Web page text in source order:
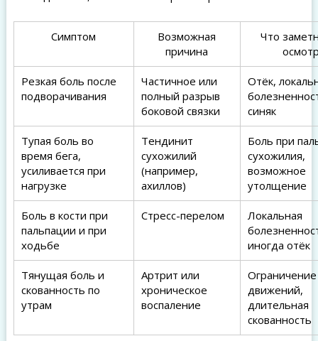
Симптом
Возможная
причина
Что
Резкая боль после
подворачивания
Частичное или
полный разрыв
боковой связки
Отёк,
синяк
Тупая боль во
время бега,
усиливается при
нагрузке
Тендинит
сухожилий
(например,
ахиллов)
Боль при
сухожилия,
возможное
утолщение
Боль в кости при
пальпации и при
ходьбе
Стресс-перелом
Локальная
иногда отёк
Тянущая боль и
скованность по
утрам
Артрит или
хроническое
воспаление
Ограничение
движений,
длительная
скованность